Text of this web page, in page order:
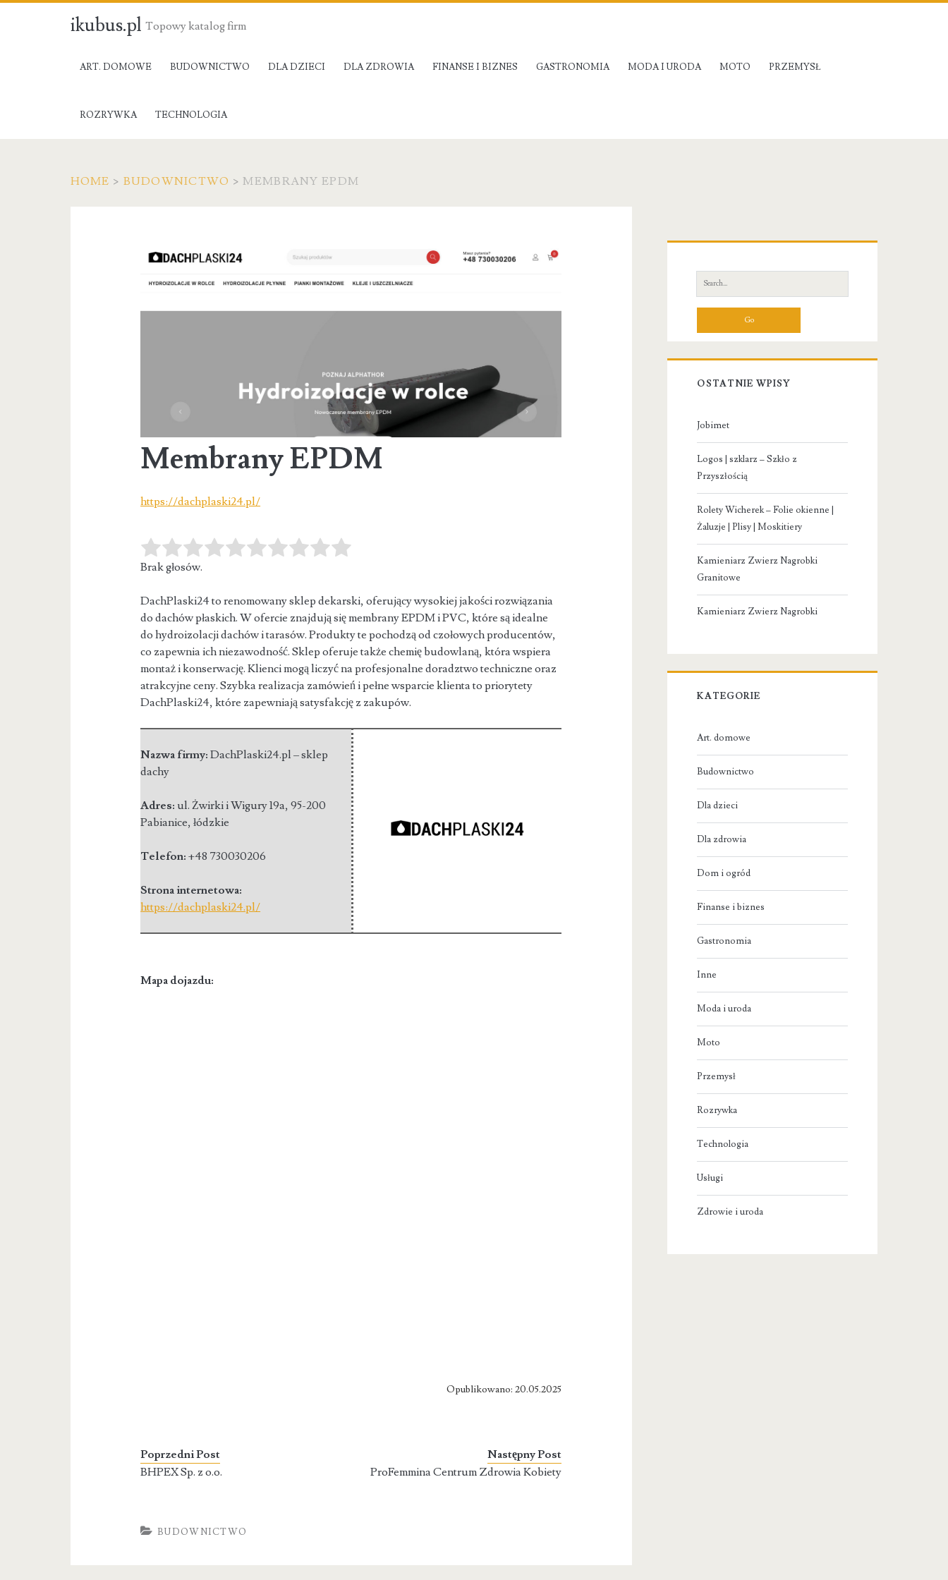
ikubus.pl Topowy katalog firm
ART. DOMOWE BUDOWNICTWO DLA DZIECI DLA ZDROWIA FINANSE I BIZNES GASTRONOMIA MODA I URODA MOTO PRZEMYSŁ
ROZRYWKA TECHNOLOGIA
HOME > BUDOWNICTWO >MEMBRANY EPDM
Membrany EPDM
https://dachplaski24.pl/
Brak głosów.
DachPlaski24 to renomowany sklep dekarski, oferujący wysokiej jakości rozwiązania
do dachów płaskich. W ofercie znajdują się membrany EPDM i PVC, które są idealne
do hydroizolacji dachów i tarasów. Produkty te pochodzą od czołowych producentów,
co zapewnia ich niezawodność. Sklep oferuje także chemię budowlaną, która wspiera
montaż i konserwację. Klienci mogą liczyć na profesjonalne doradztwo techniczne oraz
atrakcyjne ceny. Szybka realizacja zamówień i pełne wsparcie klienta to priorytety
DachPlaski24, które zapewniają satysfakcję z zakupów.
Nazwa firmy:DachPlaski24.pl – sklep
dachy
Adres:ul. Żwirki i Wigury 19a,95-200
Pabianice,łódzkie
Telefon:+48 730030206
Strona internetowa:
https://dachplaski24.pl/
Mapa dojazdu:
Opublikowano: 20.05.2025
Poprzedni Post
BHPEX Sp. z o.o.
Następny Post
ProFemmina Centrum Zdrowia Kobiety
BUDOWNICTWO
Sidebar
Search
for:
OSTATNIE WPISY
Jobimet
Logos | szklarz – Szkło z
Przyszłością
Rolety Wicherek – Folie okienne |
Żaluzje | Plisy | Moskitiery
Kamieniarz Zwierz Nagrobki
Granitowe
Kamieniarz Zwierz Nagrobki
KATEGORIE
Art. domowe
Budownictwo
Dla dzieci
Dla zdrowia
Dom i ogród
Finanse i biznes
Gastronomia
Inne
Moda i uroda
Moto
Przemysł
Rozrywka
Technologia
Usługi
Zdrowie i uroda